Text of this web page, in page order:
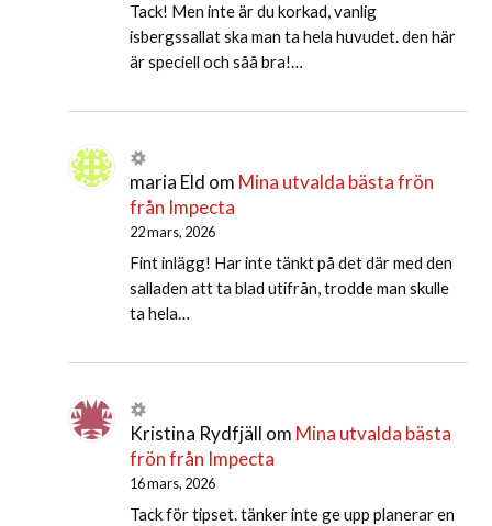
Tack! Men inte är du korkad, vanlig
isbergssallat ska man ta hela huvudet. den här
är speciell och såå bra!…
maria Eld om Mina utvalda bästa frön
från Impecta
22 mars, 2026
Fint inlägg! Har inte tänkt på det där med den
salladen att ta blad utifrån, trodde man skulle
ta hela…
Kristina Rydfjäll om Mina utvalda bästa
frön från Impecta
16 mars, 2026
Tack för tipset. tänker inte ge upp planerar en